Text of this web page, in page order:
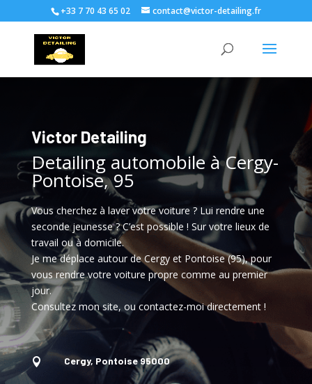
+33 7 70 43 65 02 contact@victor-detailing.fr
Victor Detailing
Detailing automobile à Cergy-
Pontoise, 95
Vous cherchez à laver votre voiture ? Lui rendre une
seconde jeunesse ? C’est possible ! Sur votre lieux de
travail ou à domicile.
Je me déplace autour de Cergy et Pontoise (95), pour
vous rendre votre voiture propre comme au premier
jour.
Consultez mon site, ou contactez-moi directement !
 Cergy, Pontoise 95000